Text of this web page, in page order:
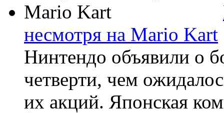
несмотря на Mario Kart
Нинтендо объявили о
четверти, чем
их акций. Японская